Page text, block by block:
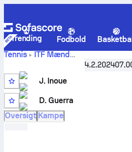
Trending Fodbold Basketball
Tennis
ITF Mænd
Antalya, Singles Qualifying, M-
Kai Inoue
4.2.2024
J. Inoue
D. Guerra
Oversigt Kampe